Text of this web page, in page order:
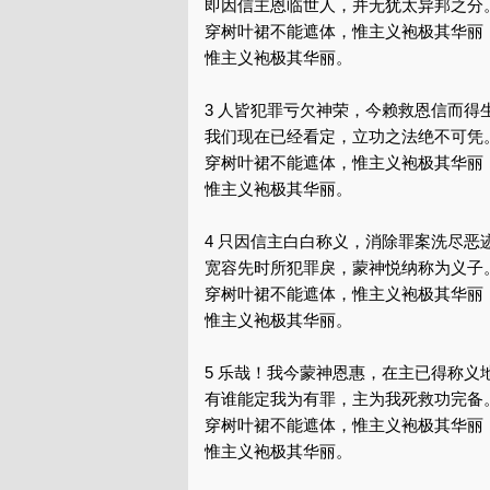
即因信主恩临世人，并无犹太异邦之分
穿树叶裙不能遮体，惟主义袍极其华丽
惟主义袍极其华丽。
3 人皆犯罪亏欠神荣，今赖救恩信而得
我们现在已经看定，立功之法绝不可凭
穿树叶裙不能遮体，惟主义袍极其华丽
惟主义袍极其华丽。
4 只因信主白白称义，消除罪案洗尽恶
宽容先时所犯罪戾，蒙神悦纳称为义子
穿树叶裙不能遮体，惟主义袍极其华丽
惟主义袍极其华丽。
5 乐哉！我今蒙神恩惠，在主已得称义
有谁能定我为有罪，主为我死救功完备
穿树叶裙不能遮体，惟主义袍极其华丽
惟主义袍极其华丽。